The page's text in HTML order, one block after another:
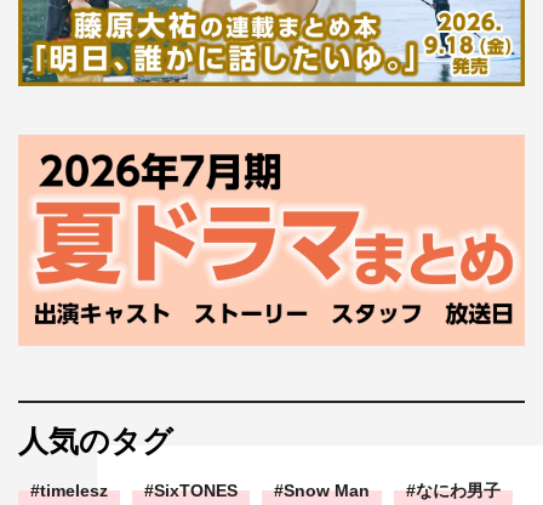
人気のタグ
timelesz SixTONES Snow Man なにわ男子